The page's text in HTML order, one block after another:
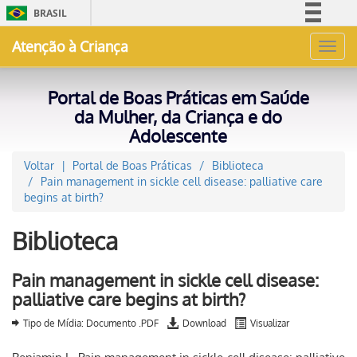
BRASIL
Acesso à informação
Atenção à Criança
Portal de Boas Práticas em Saúde
da Mulher, da Criança e do
Adolescente
Voltar Portal de Boas Práticas
Biblioteca
Pain management in sickle cell disease: palliative care
begins at birth?
Biblioteca
Pain management in sickle cell disease:
palliative care begins at birth?
Tipo de Mídia: Documento .PDF Download Visualizar